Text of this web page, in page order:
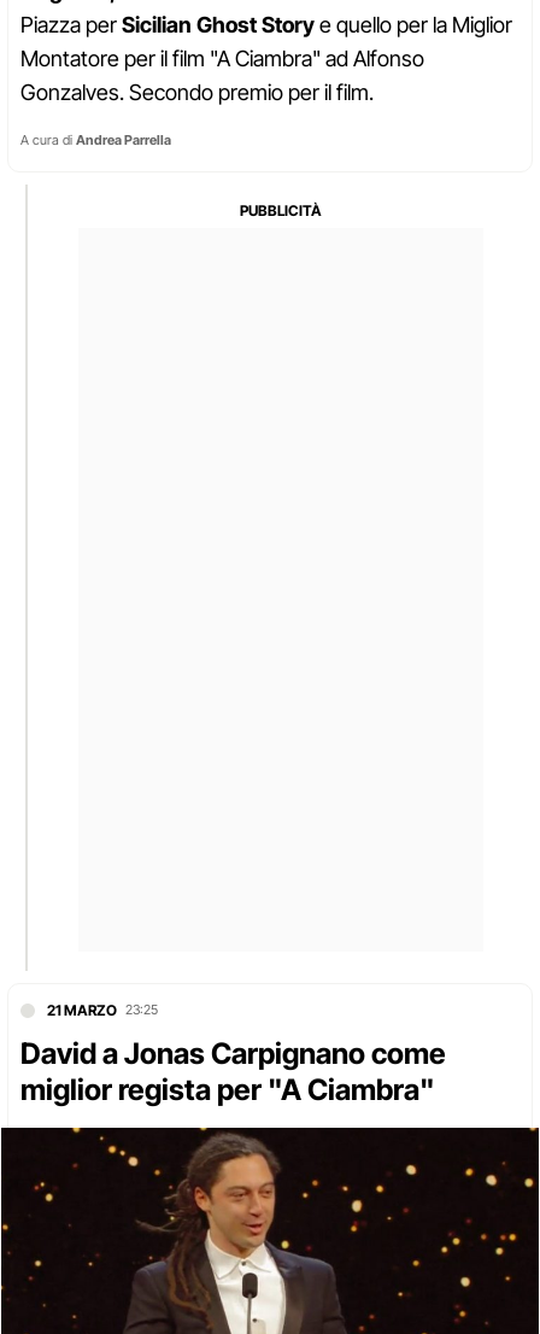
Piazza perSicilian Ghost Storye quello per la Miglior
Montatore per il film "A Ciambra" ad Alfonso
Gonzalves. Secondo premio per il film.
A cura di Andrea Parrella
21 MARZO 23:25
David a Jonas Carpignano come
miglior regista per "A Ciambra"